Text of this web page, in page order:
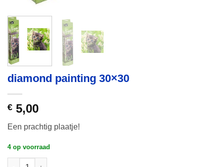
diamond painting 30×30
€ 5,00
Een prachtig plaatje!
4 op voorraad
diamond painting 30x30 hoeveelheid